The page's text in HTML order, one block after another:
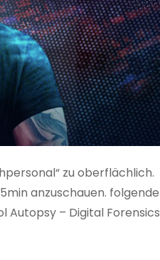
zu oberflächlich.
anzuschauen. folgende
Autopsy – Digital Forensics